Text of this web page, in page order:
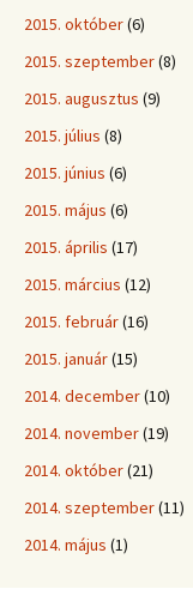
2015. október(6)
2015. szeptember(8)
2015. augusztus (9)
2015. július (8)
2015. június (6)
2015. május (6)
2015. április (17)
2015. március (12)
2015. február(16)
2015. január(15)
2014. december(10)
2014. november(19)
2014. október(21)
2014. szeptember(11)
2014. május (1)